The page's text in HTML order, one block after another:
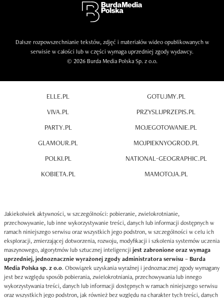
Dalsze rozpowszechnianie tekstów, zdjęć i materiałów wideo opublikowanych w
serwisie w całości lub w części wymaga uprzedniej zgody wydawcy.
© 2026 Burda Media Polska Sp. z o.o.
ELLE.PL
VIVA.PL
PARTY.PL
GLAMOUR.PL
POLKI.PL
KOBIETA.PL
GOTUJMY.PL
PRZYSLIJPRZEPIS.PL
MOJEGOTOWANIE.PL
MOJPIEKNYOGROD.PL
NATIONAL-GEOGRAPHIC.PL
MAMOTOJA.PL
Jakiekolwiek aktywności, w szczególności: pobieranie, zwielokrotnianie,
przechowywanie, lub inne wykorzystywanie treści, danych lub informacji dostępnych w
ramach niniejszego serwisu oraz wszystkich jego podstron, w szczególności w celu ich
eksploracji, zmierzającej dotworzenia, rozwoju, modyfikacji i szkolenia systemów uczenia
maszynowego, algorytmów lub sztucznej inteligencji jest zabronione oraz wymaga
uprzedniej, jednoznacznie wyrażonej zgody administratora serwisu – Burda
Media Polska sp. z o.o. Obowiązek uzyskania wyraźnej i jednoznacznej zgody wymagany
jest bez względu sposób pobierania, zwielokrotniania, przechowywania lub innego
wykorzystywania treści, danych lub informacji dostępnych w ramach niniejszego serwisu
oraz wszystkich jego podstron, jak również bez względu na charakter tych treści, danych